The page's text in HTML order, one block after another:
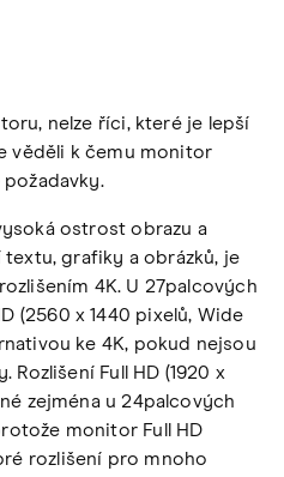
nelze říci, které je lepší
věděli k čemu monitor
ostrost obrazu a
grafiky a obrázků, je
4K. U 27palcových
(2560 x 1440 pixelů, Wide
ke 4K, pokud nejsou
Full HD (1920 x
zejména u 24palcových
monitor Full HD
rozlišení pro mnoho